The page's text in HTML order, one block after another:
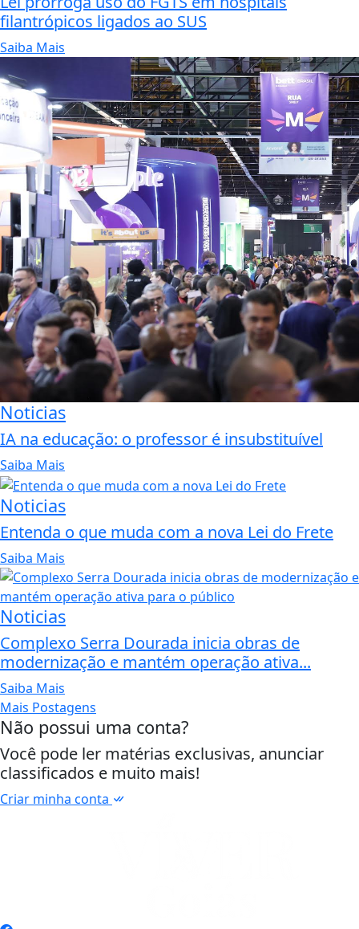
filantrópicos ligados ao SUS
Saiba Mais
Noticias
IA na educação: o professor é insubstituível
Saiba Mais
Noticias
Entenda o que muda com a nova Lei do Frete
Saiba Mais
Noticias
Complexo Serra Dourada inicia obras de
modernização e mantém operação ativa...
Saiba Mais
Mais Postagens
Não possui uma conta?
Você pode ler matérias exclusivas, anunciar
classificados e muito mais!
Criar minha conta